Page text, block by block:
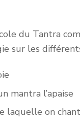
du Tantra
sur les
mantra l’apaise
laquelle on